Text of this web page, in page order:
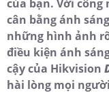
của bạn. Với
cân bằng ánh
những hình ảnh
điều kiện ánh
cậy của Hikvision
hài lòng mọi